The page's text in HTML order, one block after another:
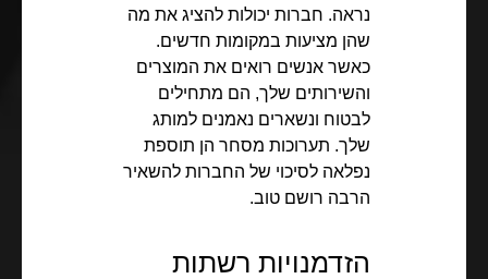
נראה. חברות יכולות להציג את מה
שהן מציעות במקומות חדשים.
כאשר אנשים רואים את המוצרים
והשירותים שלך, הם מתחילים
לבטוח ונשארים נאמנים למותג
שלך. תערוכות מסחר הן תוספת
נפלאה לסיכוי של החברות להשאיר
הרבה רושם טוב.
הזדמנויות רשתות